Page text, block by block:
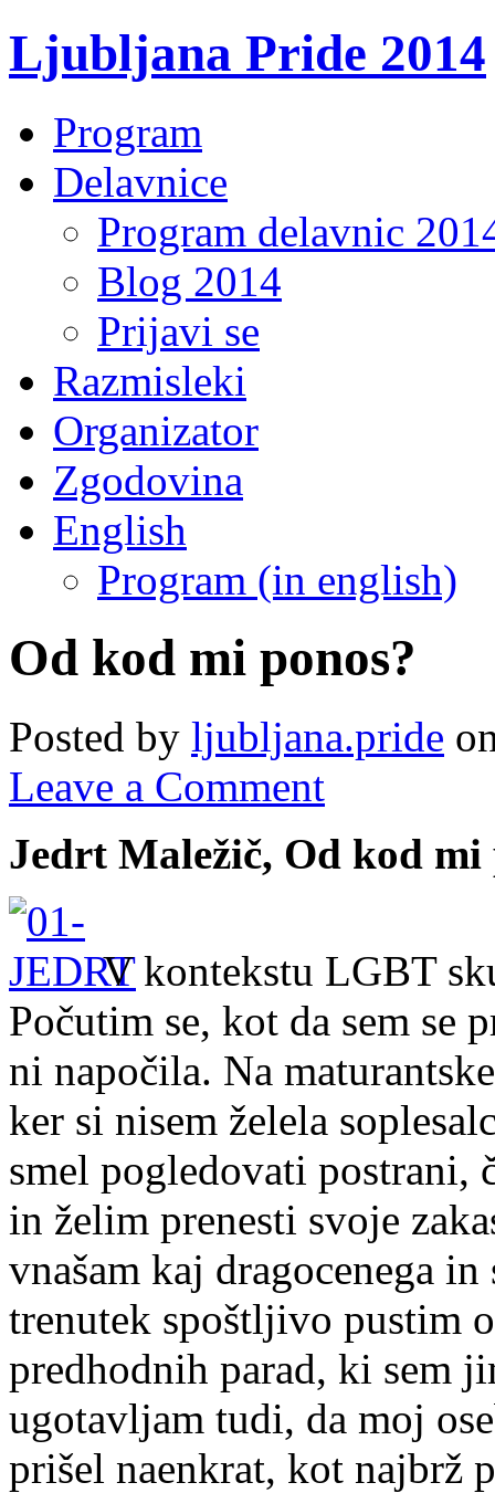
Ljubljana Pride 2014
Program
Delavnice
Program delavnic
Blog 2014
Prijavi se
Razmisleki
Organizator
Zgodovina
English
Program (in english)
Od kod mi ponos?
Posted by ljubljana.pride
Leave a Comment
Jedrt Maležič, Od kod mi
V kontekstu LGBT
Počutim se, kot da sem se
ni napočila. Na
ker si nisem želela
smel pogledovati postrani,
in želim prenesti svoje
vnašam kaj dragocenega
trenutek spoštljivo pustim
predhodnih parad, ki sem
ugotavljam tudi, da moj
prišel naenkrat, kot najbrž